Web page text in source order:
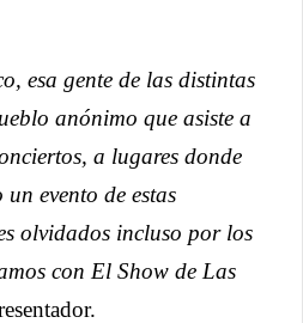
esa gente de las distintas
anónimo que asiste a
a lugares donde
evento de estas
olvidados incluso por los
con El Show de Las